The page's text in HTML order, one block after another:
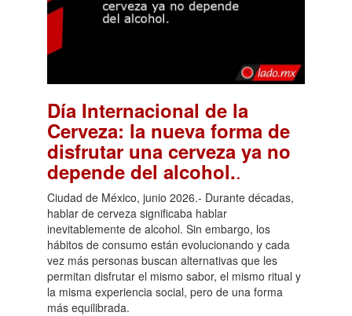
Día Internacional de la
Cerveza: la nueva forma de
disfrutar una cerveza ya no
depende del alcohol..
Ciudad de México, junio 2026.- Durante décadas,
hablar de cerveza significaba hablar
inevitablemente de alcohol. Sin embargo, los
hábitos de consumo están evolucionando y cada
vez más personas buscan alternativas que les
permitan disfrutar el mismo sabor, el mismo ritual y
la misma experiencia social, pero de una forma
más equilibrada.